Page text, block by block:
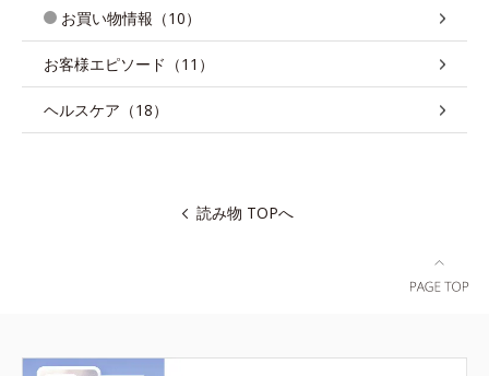
お買い物情報（10）
お客様エピソード（11）
ヘルスケア（18）
読み物 TOPへ